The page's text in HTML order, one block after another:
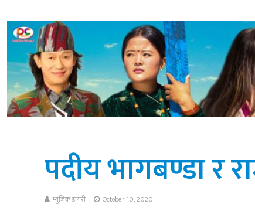
पदीय भागबण्डा र
म्युजिक डायरी October 10, 2020